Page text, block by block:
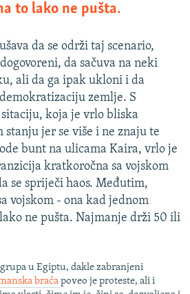
to lako ne pušta.
da se održi taj scenario,
da sačuva na neki
ali da ga ipak ukloni i da
zemlje. S
koja je vrlo bliska
jer se više i ne znaju te
bunt na ulicama Kaira, vrlo je
kratkoročna sa vojskom
se spriječi haos. Međutim,
vojskom - ona kad jednom
ne pušta. Najmanje drži 50 ili
u Egiptu, dakle zabranjeni
braća poveo je proteste, ali i